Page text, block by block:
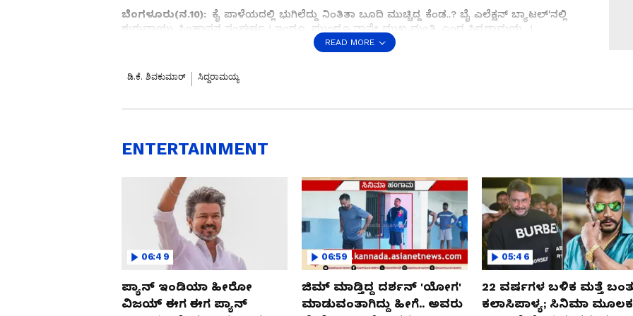
ಬೆಂಗಳೂರು(ನ.10): ಕೈ ಪಾಳೆಯದಲ್ಲಿ ಭುಗಿಲೆದ್ದು ನಿಂತಿತಾ ಬೂದಿ ಮುಚ್ಚಿದ್ದ ಕೆಂಡ..? ಬೈ ಎಲೆಕ್ಷನ್ ಬ್ಯಾಟಲ್'ನಲ್ಲಿ
ಶುರುವಾಯ್ತು ಸಿಂಹಾಸನ ಸಂಘರ್ಷ..! ಇಂದೂ, ಮುಂದೂ ನಾನೇ ಮುಖ್ಯಮಂತ್ರಿ ಎಂದ ಸಿದ್ದರಾಮಯ್ಯ..!
ಬೊಂಬೆಯಾಟದಲ್ಲಿ ಗೆದ್ದರೆ ಡಿಕೆ ಸಿಎಂ ಆಗ್ತಾರೆ ಎಂದ ಬಂಡೆ ಭಂಟರು..! ಸಿಎಂಗೆ ಸಂಡೂರು ಸವಾಲ್, ಡಿಸಿಎಂಗೆ
ಅಂತರ್ಯುದ್ಧನಾ..? ಮಿನಿ ಕುರುಕ್ಷೇತ್ರ ಗೆಲ್ಲಲು ಭಲೇ ಜೋಡಿ ಹೆಣೆದ ವಿಜಯಮಂತ್ರನಾ..? ಸಿಎಂ ಸಂಘರ್ಷದ ಹಿಂದಿನ
ಅಸಲಿಯತ್ತಿನ ಅನಾವರಣವೇ ಇವತ್ತಿನ ಸುವರ್ಣ ಸ್ಪೆಷಲ್, ಗುದ್ದಾಂ ಗುದ್ದಿ..!
ಸಿಎಂ ಸಿಂಹಾಸನದ ಗುದ್ದಾಂ ಗುದ್ದಿಯ ಹಿಂದೆ ಇಂಟ್ರೆಸ್ಟಿಂಗ್ ಲೆಕ್ಕಾಚಾರವೊಂದು ಅಡಗಿದೆ.. ಅದು ಪಕ್ಕಾ ಲೆಕ್ಕ ಹಾಕಿಯೇ
ಅಸಲಿಯತ್ತು..?
ಗುರು-ಶಿಷ್ಯರ ರಣಕಾಳಗಕ್ಕೆ ಸಾಕ್ಷಿಯಾದ ಚನ್ನಪಟ್ಟಣ; ಗೌಡರ ಸೇಡು.. ಸಿದ್ದು ಜಿದ್ದು.. ಧಗಧಗಿಸಿದ ದುಷ್ಮನಿ..!
READ MORE
ಡಿ.ಕೆ. ಶಿವಕುಮಾರ್ ಸಿದ್ದರಾಮಯ್ಯ
ENTERTAINMENT
06:49
ಪ್ಯಾನ್ ಇಂಡಿಯಾ ಹೀರೋ
ವಿಜಯ್ ಈಗ ಈಗ ಪ್ಯಾನ್
06:59
ಜಿಮ್ ಮಾಡ್ತಿದ್ದ ದರ್ಶನ್ 'ಯೋಗ'
ಮಾಡುವಂತಾಗಿದ್ದು ಹೀಗೆ.. ಅವರು
05:46
22 ವರ್ಷಗಳ ಬಳಿಕ ಮತ್ತೆ
ಕಲಾಸಿಪಾಳ್ಯ; ಸಿನಿಮಾ ಮೂಲಕ